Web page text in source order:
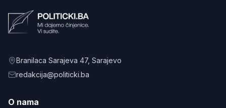
Branilaca Sarajeva 47, Sarajevo
redakcija@politicki.ba
O nama